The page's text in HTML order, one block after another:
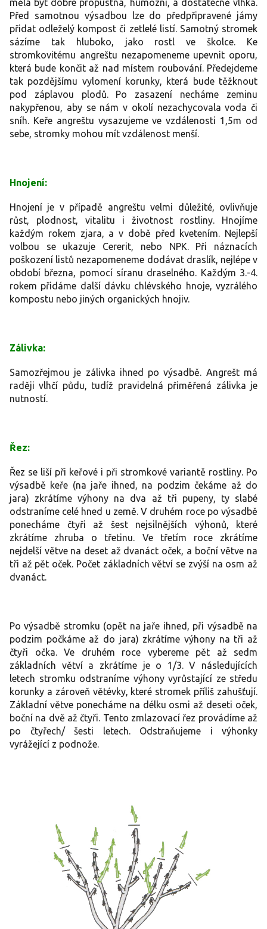
měla být dobře propustná, humózní, a dostatečně vlhká.
Před samotnou výsadbou lze do předpřipravené jámy
přidat odleželý kompost či zetlelé listí. Samotný stromek
sázíme tak hluboko, jako rostl ve školce. Ke
stromkovitému angreštu nezapomeneme upevnit oporu,
která bude končit až nad místem roubování. Předejdeme
tak pozdějšímu vylomení korunky, která bude těžknout
pod záplavou plodů. Po zasazení necháme zeminu
nakypřenou, aby se nám v okolí nezachycovala voda či
sníh. Keře angreštu vysazujeme ve vzdálenosti 1,5m od
sebe, stromky mohou mít vzdálenost menší.
Hnojení:
Hnojení je v případě angreštu velmi důležité, ovlivňuje
růst, plodnost, vitalitu i životnost rostliny. Hnojíme
každým rokem zjara, a v době před kvetením. Nejlepší
volbou se ukazuje Cererit, nebo NPK. Při náznacích
poškození listů nezapomeneme dodávat draslík, nejlépe v
období března, pomocí síranu draselného. Každým 3.-4.
rokem přidáme další dávku chlévského hnoje, vyzrálého
kompostu nebo jiných organických hnojiv.
Zálivka:
Samozřejmou je zálivka ihned po výsadbě. Angrešt má
raději vlhčí půdu, tudíž pravidelná přiměřená zálivka je
nutností.
Řez:
Řez se liší při keřové i při stromkové variantě rostliny. Po
výsadbě keře (na jaře ihned, na podzim čekáme až do
jara) zkrátíme výhony na dva až tři pupeny, ty slabé
odstraníme celé hned u země. V druhém roce po výsadbě
ponecháme čtyři až šest nejsilnějších výhonů, které
zkrátíme zhruba o třetinu. Ve třetím roce zkrátíme
nejdelší větve na deset až dvanáct oček, a boční větve na
tři až pět oček. Počet základních větví se zvýší na osm až
dvanáct.
Po výsadbě stromku (opět na jaře ihned, při výsadbě na
podzim počkáme až do jara) zkrátíme výhony na tři až
čtyři očka. Ve druhém roce vybereme pět až sedm
základních větví a zkrátíme je o 1/3. V následujících
letech stromku odstraníme výhony vyrůstající ze středu
korunky a zároveň větévky, které stromek příliš zahušťují.
Základní větve ponecháme na délku osmi až deseti oček,
boční na dvě až čtyři. Tento zmlazovací řez provádíme až
po čtyřech/ šesti letech. Odstraňujeme i výhonky
vyrážející z podnože.